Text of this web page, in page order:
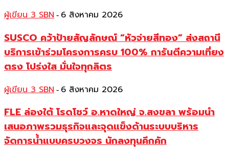
ผู้เขียน 3 SBN - 6 สิงหาคม 2026
SUSCO คว้าป้ายสัญลักษณ์ “หัวจ่ายสีทอง” ส่งสถานี
บริการเข้าร่วมโครงการครบ 100% การันตีความเที่ยง
ตรง โปร่งใส มั่นใจทุกลิตร
ผู้เขียน 3 SBN - 6 สิงหาคม 2026
FLE ล่องใต้ โรดโชว์ อ.หาดใหญ่ จ.สงขลา พร้อมนำ
เสนอภาพรวมธุรกิจและจุดแข็งด้านระบบบริหาร
จัดการน้ำแบบครบวงจร นักลงทุนคึกคัก